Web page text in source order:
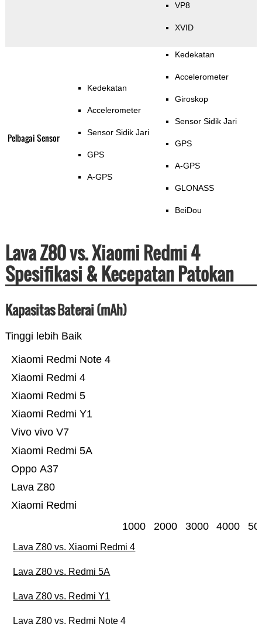
VP8
XVID
Pelbagai Sensor
Kedekatan
Accelerometer
Sensor Sidik Jari
GPS
A-GPS
Kedekatan
Accelerometer
Giroskop
Sensor Sidik Jari
GPS
A-GPS
GLONASS
BeiDou
Lava Z80 vs. Xiaomi Redmi 4
Spesifikasi & Kecepatan Patokan
Kapasitas Baterai (mAh)
Tinggi lebih Baik
Xiaomi Redmi
Lava Z80
Oppo A37
Xiaomi Redmi 5A
Vivo vivo V7
Xiaomi Redmi Y1
Xiaomi Redmi 5
Xiaomi Redmi 4
Xiaomi Redmi Note 4
1000 2000 3000 4000
Lava Z80 vs. Xiaomi Redmi 4
Lava Z80 vs. Redmi 5A
Lava Z80 vs. Redmi Y1
Lava Z80 vs. Redmi Note 4